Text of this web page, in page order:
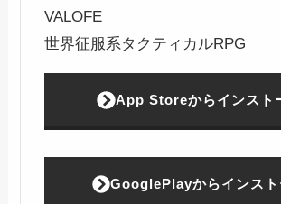
VALOFE
世界征服系タクティカルRPG
App Storeからインスト
GooglePlayからインス